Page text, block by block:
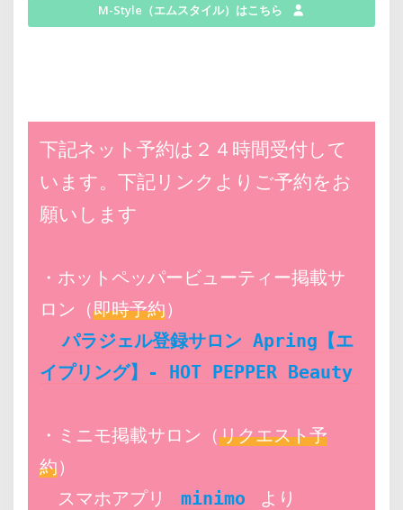
M-Style（エムスタイル）はこちら
下記ネット予約は２４時間受付して
います。下記リンクよりご予約をお
願いします
・ホットペッパービューティー掲載サ
ロン（即時予約）
パラジェル登録サロン Apring【エ
イプリング】- HOT PEPPER Beauty
・ミニモ掲載サロン（リクエスト予
約）
スマホアプリ
minimo
より